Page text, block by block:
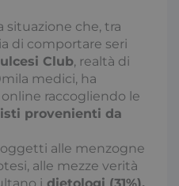
situazione che, tra
di comportare seri
Club, realtà di
medici, ha
raccogliendo le
provenienti da
alle menzogne
alle mezze verità